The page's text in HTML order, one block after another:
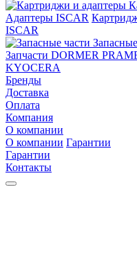
Адаптеры ISCAR
ISCAR
Запчасти DORMER
KYOCERA
Бренды
Доставка
Оплата
Компания
О компании
О компании Гарантии
Гарантии
Контакты